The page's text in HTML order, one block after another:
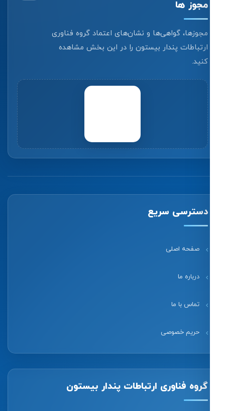
مجوز ها
مجوزها، گواهی‌ها و نشان‌های اعتماد گروه فناوری
ارتباطات پندار بیستون را در این بخش مشاهده
کنید.
دسترسی سریع
صفحه اصلی
درباره ما
تماس با ما
حریم خصوصی
گروه فناوری ارتباطات پندار بیستون